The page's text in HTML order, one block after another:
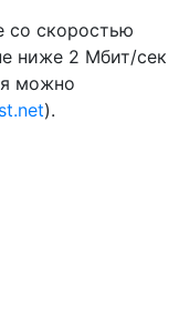
со скоростью
ниже 2 Мбит/сек
можно
).